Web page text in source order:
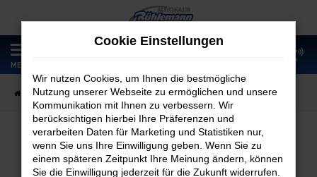
Zum
Hauptinhalt
springen
MENÜ
Startseite Fahrzeugangebote Fahrzeugmarkt
Fahrzeugmarkt
Cookie Einstellungen
Wir nutzen Cookies, um Ihnen die bestmögliche
Nutzung unserer Webseite zu ermöglichen und unsere
Kommunikation mit Ihnen zu verbessern. Wir
berücksichtigen hierbei Ihre Präferenzen und
verarbeiten Daten für Marketing und Statistiken nur,
wenn Sie uns Ihre Einwilligung geben. Wenn Sie zu
einem späteren Zeitpunkt Ihre Meinung ändern, können
Sie die Einwilligung jederzeit für die Zukunft widerrufen.